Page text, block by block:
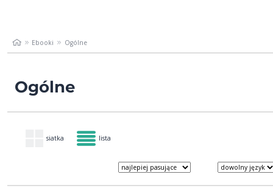
Ebooki Ogólne
Ogólne
siatka lista